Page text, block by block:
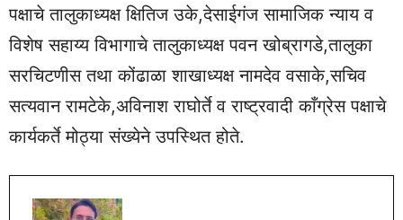
पक्षाचे तालुकाध्यक्ष क्षितिज उके,देसाईगंज सामाजिक न्याय व
विशेष सहाय्य विभागाचे तालुकाध्यक्ष पवन खोब्रागडे,तालुका
सरचिटणीस तथा कोंढाळा शाखाध्यक्ष नामदेव वसाके,सचिव
सत्यवान रामटेके,अविनाश राघोर्ते व राष्ट्रवादी काँग्रेस पक्षाचे
कार्यकर्ते मोठ्या संख्येने उपस्थित होते.